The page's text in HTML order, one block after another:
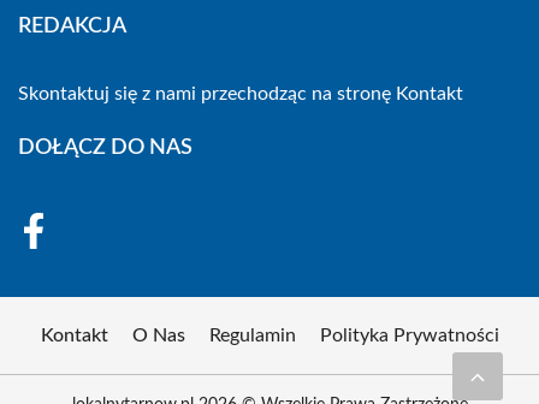
REDAKCJA
Skontaktuj się z nami przechodząc na stronę Kontakt
DOŁĄCZ DO NAS
Kontakt O Nas Regulamin Polityka Prywatności